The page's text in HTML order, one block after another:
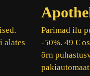
alates
Parimad ilu
-50%. 49 €
õrn